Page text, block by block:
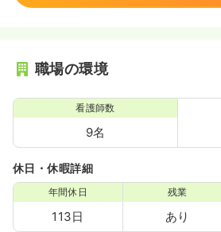
職場の環境
看護師数
9名
休日・休暇詳細
年間休日
113日
残業
あり